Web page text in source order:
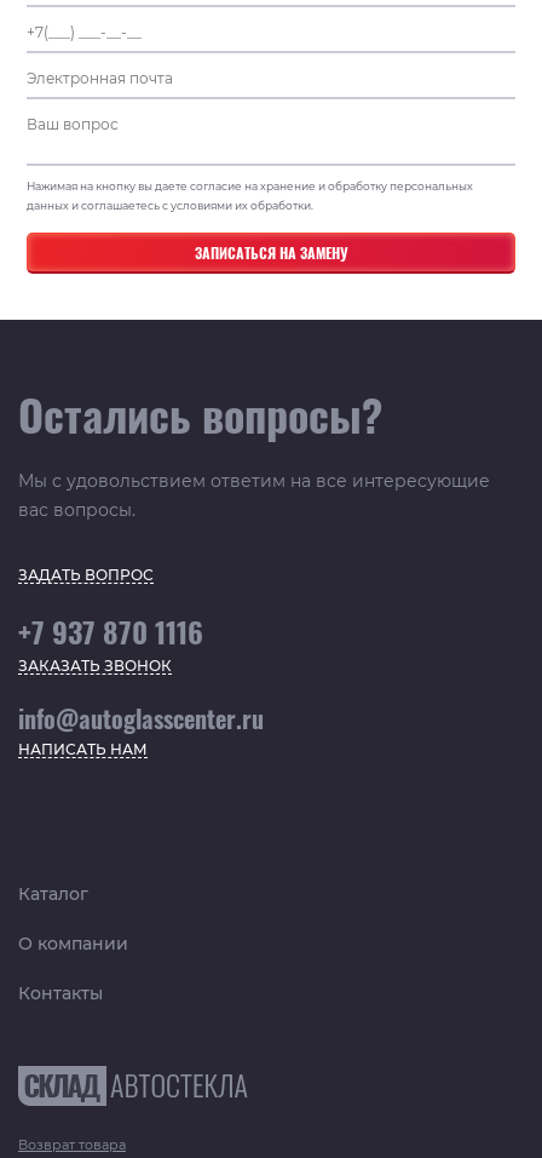
Нажимая на кнопку вы даете согласие на хранение и обработку персональных
данных и соглашаетесь с условиями их обработки.
Остались вопросы?
Мы с удовольствием ответим на все интересующие
вас вопросы.
ЗАДАТЬ ВОПРОС
+7 937 870 1116
ЗАКАЗАТЬ ЗВОНОК
info@autoglasscenter.ru
НАПИСАТЬ НАМ
Каталог
О компании
Контакты
Возврат товара